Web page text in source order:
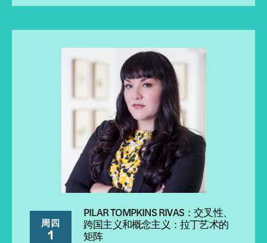
周四
1
PILAR TOMPKINS RIVAS：交叉性、
跨国主义和概念主义：拉丁艺术的
矩阵